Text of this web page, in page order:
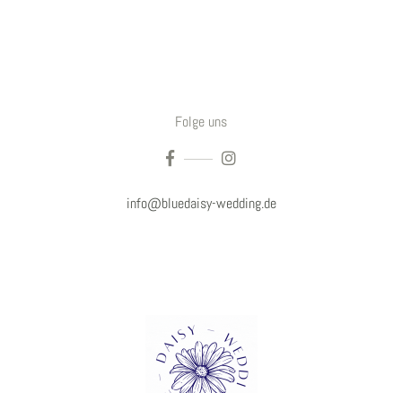
Folge uns
info@bluedaisy-wedding.de